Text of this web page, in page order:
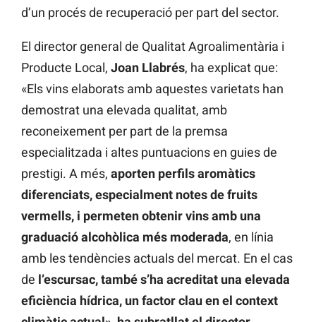
d’un procés de recuperació per part del sector.
El director general de Qualitat Agroalimentària i
Producte Local, Joan Llabrés, ha explicat que:
«Els vins elaborats amb aquestes varietats han
demostrat una elevada qualitat, amb
reconeixement per part de la premsa
especialitzada i altes puntuacions en guies de
prestigi. A més, aporten perfils aromàtics
diferenciats, especialment notes de fruits
vermells, i permeten obtenir vins amb una
graduació alcohòlica més moderada, en línia
amb les tendències actuals del mercat. En el cas
de l’escursac, també s’ha acreditat una elevada
eficiència hídrica, un factor clau en el context